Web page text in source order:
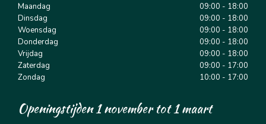
Maandag
09:00 - 18:00
Dinsdag
09:00 - 18:00
Woensdag
09:00 - 18:00
Donderdag
09:00 - 18:00
Vrijdag
09:00 - 18:00
Zaterdag
09:00 - 17:00
Zondag
10:00 - 17:00
Openingstijden 1 november tot 1 maart